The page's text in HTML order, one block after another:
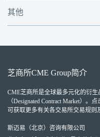
其他
芝商所CME Group简介
CME芝商所是全球最多元化的衍
（Designated Contract Market）。点
可获取更多有关各交易所交易规则
斯迈易（北京）咨询有限公司